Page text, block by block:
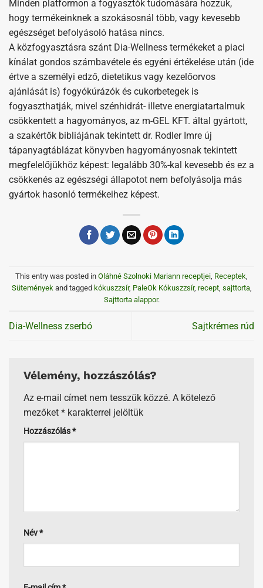
Minden platformon a fogyasztók tudomására hozzuk,
hogy termékeinknek a szokásosnál több, vagy kevesebb
egészséget befolyásoló hatása nincs.
A közfogyasztásra szánt Dia-Wellness termékeket a piaci
kínálat gondos számbavétele és egyéni értékelése után (ide
értve a személyi edző, dietetikus vagy kezelőorvos
ajánlását is) fogyókúrázók és cukorbetegek is
fogyaszthatják, mivel szénhidrát- illetve energiatartalmuk
csökkentett a hagyományos, az m-GEL KFT. által gyártott,
a szakértők bibliájának tekintett dr. Rodler Imre új
tápanyagtáblázat könyvben hagyományosnak tekintett
megfelelőjükhöz képest: legalább 30%-kal kevesebb és ez a
csökkenés az egészségi állapotot nem befolyásolja más
gyártok hasonló termékeihez képest.
This entry was posted in Oláhné Szolnoki Mariann receptjei, Receptek,
Süteményekand tagged kókuszzsír, PaleOk Kókuszzsír, recept, sajttorta,
Sajttorta alappor.
Dia-Wellness zserbó Sajtkrémes rúd
Vélemény, hozzászólás?
Az e-mail címet nem tesszük közzé. A kötelező
mezőket * karakterrel jelöltük
Hozzászólás*
Név*